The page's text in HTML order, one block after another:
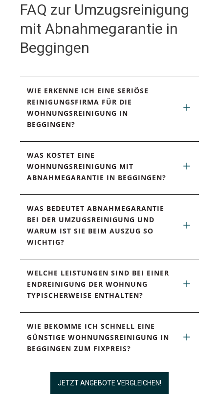
FAQ zur Umzugsreinigung
mit Abnahmegarantie in
Beggingen
WIE ERKENNE ICH EINE SERIÖSE
REINIGUNGSFIRMA FÜR DIE
WOHNUNGSREINIGUNG IN
BEGGINGEN?
WAS KOSTET EINE
WOHNUNGSREINIGUNG MIT
ABNAHMEGARANTIE IN BEGGINGEN?
WAS BEDEUTET ABNAHMEGARANTIE
BEI DER UMZUGSREINIGUNG UND
WARUM IST SIE BEIM AUSZUG SO
WICHTIG?
WELCHE LEISTUNGEN SIND BEI EINER
ENDREINIGUNG DER WOHNUNG
TYPISCHERWEISE ENTHALTEN?
WIE BEKOMME ICH SCHNELL EINE
GÜNSTIGE WOHNUNGSREINIGUNG IN
BEGGINGEN ZUM FIXPREIS?
JETZT ANGEBOTE VERGLEICHEN!